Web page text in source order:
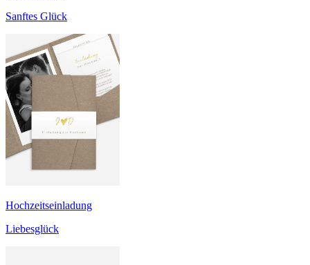
Sanftes Glück
Hochzeitseinladung
Liebesglück